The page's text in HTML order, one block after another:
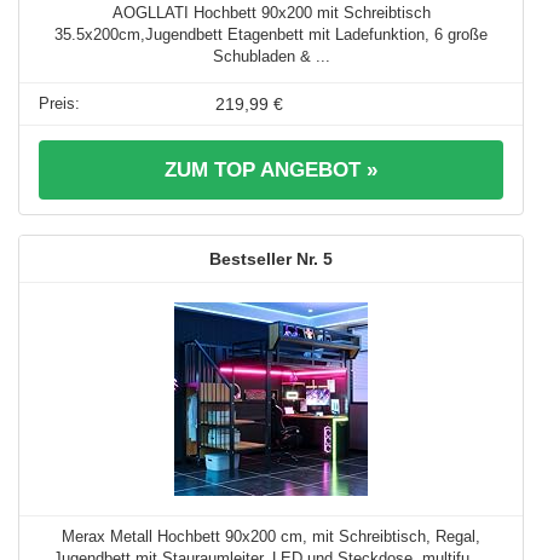
AOGLLATI Hochbett 90x200 mit Schreibtisch
35.5x200cm,Jugendbett Etagenbett mit Ladefunktion, 6 große
Schubladen & ...
219,99 €
ZUM TOP ANGEBOT »
5
Merax Metall Hochbett 90x200 cm, mit Schreibtisch, Regal,